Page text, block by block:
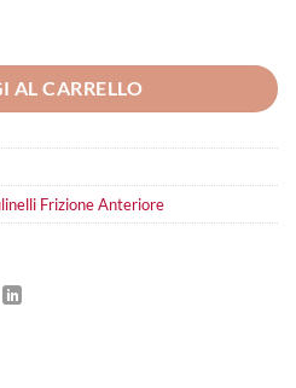
AL CARRELLO
Frizione Anteriore